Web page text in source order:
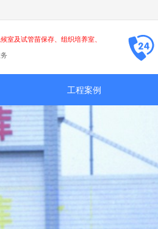
室及试管苗保存、组织培养室、
工程案例